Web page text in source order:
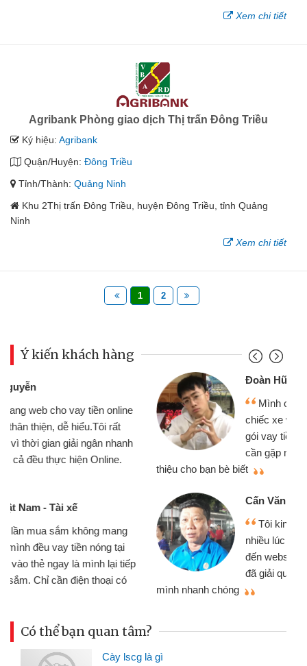
Xem chi tiết
Agribank Phòng giao dịch Thị trấn Đông Triều
Ký hiệu: Agribank
Quận/Huyện: Đông Triều
Tỉnh/Thành: Quảng Ninh
Khu 2Thị trấn Đông Triều, huyện Đông Triều, tỉnh Quảng
Ninh
Xem chi tiết
1 2
Ý kiến khách hàng
Đoàn Hữu Cảnh
Mình cần tiền gấp nên định cầm cố
chiếc xe wave nhưng thật may đã có
gói vay tiền bằng CMND online không
cần gặp mặt nên rất tiện lợi, sẽ giới
Cấn Văn Lực - Tạp hóa
Tôi kinh doanh buôn bán nhỏ lẻ
nhiều lúc cần vốn nhập hàng, nhờ biết
đến website qua bạn bè giới thiệu tôi
đã giải quyết được công việc của
Có thể bạn quan tâm?
Cày lscg là gì